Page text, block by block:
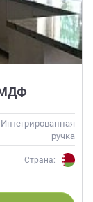
МДФ
ручка
Страна: